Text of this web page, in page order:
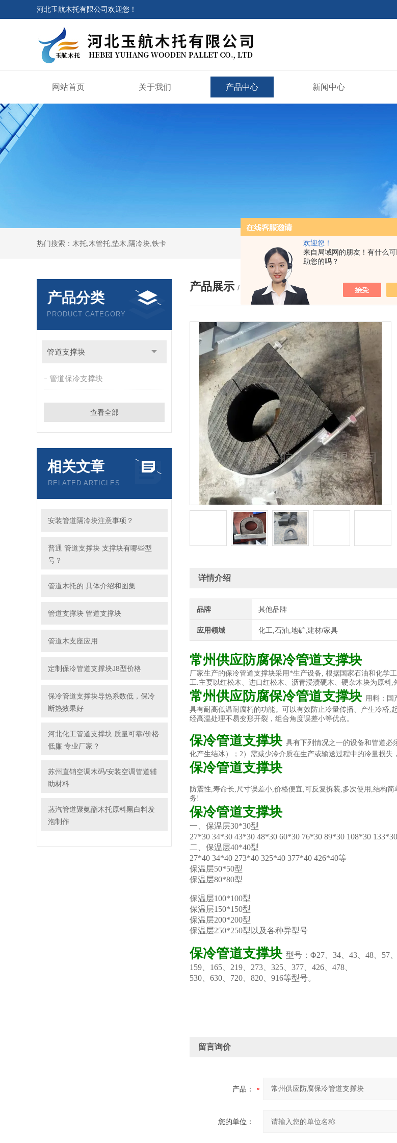
欢迎您！
来自局域网的朋友！有什么
助您的吗？
河北玉航木托有限公司欢迎您！
网站首页 关于我们 产品中心 新闻中心
热门搜索：木托,木管托,垫木,隔冷块,铁卡
产品分类
PRODUCT CATEGORY
管道支撑块
管道保冷支撑块
查看全部
相关文章
RELATED ARTICLES
安装管道隔冷块注意事项？
普通 管道支撑块 支撑块有哪些型
号？
管道木托的 具体介绍和图集
管道支撑块 管道支撑块
管道木支座应用
定制保冷管道支撑块J8型价格
保冷管道支撑块导热系数低，保冷
断热效果好
河北化工管道支撑块 质量可靠/价格
低廉 专业厂家？
苏州直销空调木码/安装空调管道辅
助材料
蒸汽管道聚氨酯木托原料黑白料发
泡制作
产品展示 / PRODUCTS 您
详情介绍
品牌 其他品牌
应用领域 化工,石油,地矿,建材/家具
常州供应防腐保冷管道支撑块
厂家生产的保冷管道支撑块采用*生产设备, 根据国家石油和化学
工.主要以红松木、进口红松木、沥青浸渍硬木、硬杂木块为原料,
常州供应防腐保冷管道支撑块 用料：国
具有耐高低温耐腐朽的功能。可以有效防止冷量传播、产生冷桥
经高温处理不易变形开裂，组合角度误差小等优点。
保冷管道支撑块 具有下列情况之一的设备和管道必
化产生结冰）；2）需减少冷介质在生产或输送过程中的冷量损
保冷管道支撑块
防震性,寿命长,尺寸误差小,价格便宜,可反复拆装,多次使用,结构
务!
保冷管道支撑块
一、保温层30*30型
27*30 34*30 43*30 48*30 60*30 76*30 89*30 108*30
二、保温层40*40型
27*40 34*40 273*40 325*40 377*40 426*40等
保温层50*50型
保温层80*80型
保温层100*100型
保温层150*150型
保温层200*200型
保温层250*250型以及各种异型号
保冷管道支撑块 型号：Φ27、34、43、48、57
159、165、219、273、325、377、426、478、
530、630、720、820、916等型号。
留言询价
产品：
您的单位：